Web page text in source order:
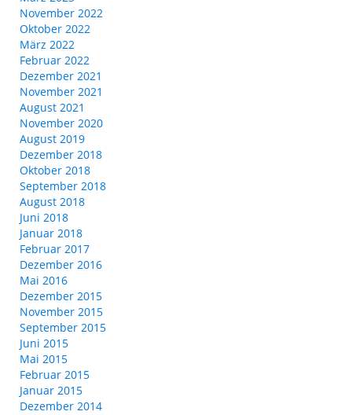
November 2022
Oktober 2022
März 2022
Februar 2022
Dezember 2021
November 2021
August 2021
November 2020
August 2019
Dezember 2018
Oktober 2018
September 2018
August 2018
Juni 2018
Januar 2018
Februar 2017
Dezember 2016
Mai 2016
Dezember 2015
November 2015
September 2015
Juni 2015
Mai 2015
Februar 2015
Januar 2015
Dezember 2014